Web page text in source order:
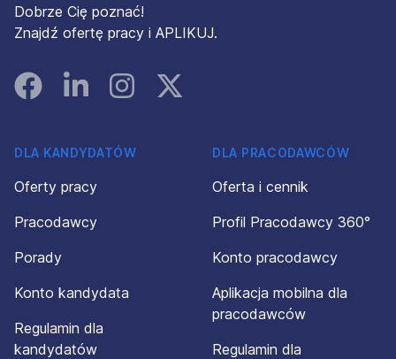
Dobrze Cię poznać!
Znajdź ofertę pracy i APLIKUJ.
FacebookLinked InInstagramInstagram
DLA KANDYDATÓW
Oferty pracy
Pracodawcy
Porady
Konto kandydata
Regulamin dla
kandydatów
DLA PRACODAWCÓW
Oferta i cennik
Profil Pracodawcy 360°
Konto pracodawcy
Aplikacja mobilna dla
pracodawców
Regulamin dla